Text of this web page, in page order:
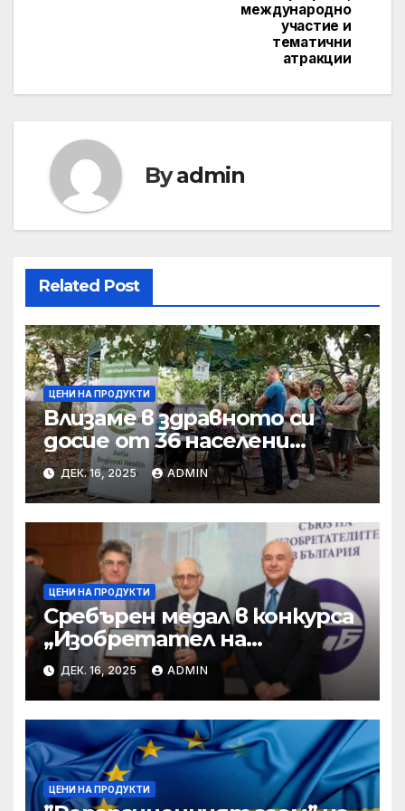
международно
участие и
тематични
атракции
Byadmin
Related Post
ЦЕНИ НА ПРОДУКТИ
Влизаме в здравното си
досие от 36 населени
места • МЗ
ДЕК. 16, 2025 ADMIN
ЦЕНИ НА ПРОДУКТИ
Сребърен медал в конкурса
„Изобретател на
годината“ за учени от БАН
ДЕК. 16, 2025 ADMIN
ЦЕНИ НА ПРОДУКТИ